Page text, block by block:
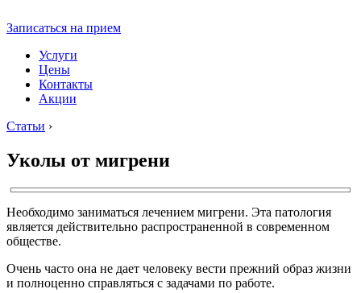
Записаться на прием
Услуги
Цены
Контакты
Акции
Статьи ›
Уколы от мигрени
Необходимо заниматься лечением мигрени. Эта патология
является действительно распространенной в современном
обществе.
Очень часто она не дает человеку вести прежний образ жизни
и полноценно справляться с задачами по работе.